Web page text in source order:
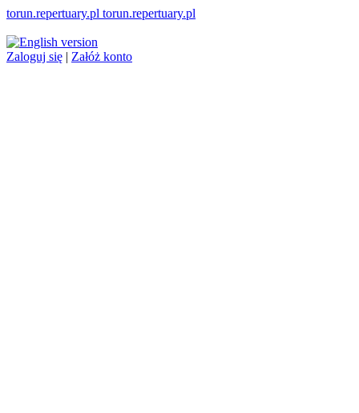
torun.repertuary.pl torun.repertuary.pl
Zaloguj się | Załóż konto